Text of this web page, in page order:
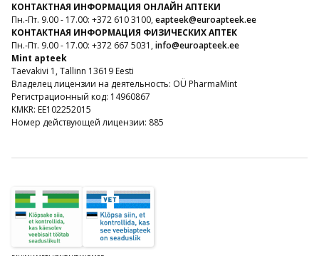
КОНТАКТНАЯ ИНФОРМАЦИЯ ОНЛАЙН АПТЕКИ
Пн.-Пт. 9.00 - 17.00: +372 610 3100,eapteek@euroapteek.ee
КОНТАКТНАЯ ИНФОРМАЦИЯ ФИЗИЧЕСКИХ АПТЕК
Пн.-Пт. 9.00 - 17.00: +372 667 5031,info@euroapteek.ee
Mint apteek
Taevakivi 1, Tallinn 13619 Eesti
Владелец лицензии на деятельность: OÜ PharmaMint
Регистрационный код: 14960867
KMKR: EE102252015
Номер действующей лицензии: 885